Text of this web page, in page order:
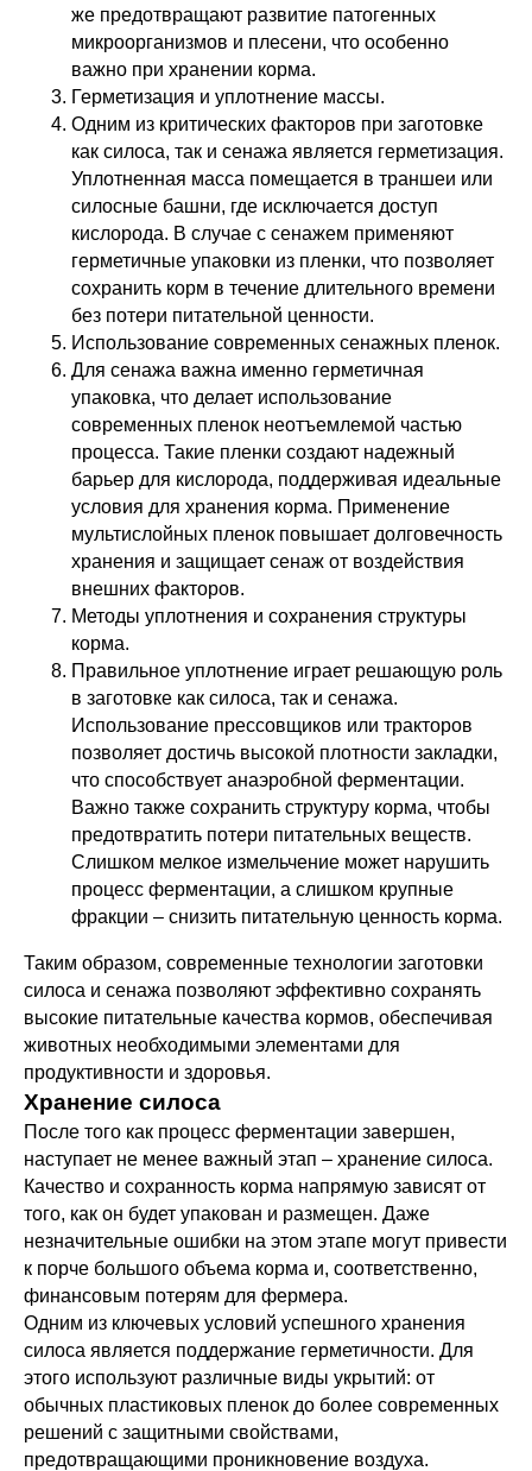
же предотвращают развитие патогенных
микроорганизмов и плесени, что особенно
важно при хранении корма.
Герметизация и уплотнение массы.
Одним из критических факторов при заготовке
как силоса, так и сенажа является герметизация.
Уплотненная масса помещается в траншеи или
силосные башни, где исключается доступ
кислорода. В случае с сенажем применяют
герметичные упаковки из пленки, что позволяет
сохранить корм в течение длительного времени
без потери питательной ценности.
Использование современных сенажных пленок.
Для сенажа важна именно герметичная
упаковка, что делает использование
современных пленок неотъемлемой частью
процесса. Такие пленки создают надежный
барьер для кислорода, поддерживая идеальные
условия для хранения корма. Применение
мультислойных пленок повышает долговечность
хранения и защищает сенаж от воздействия
внешних факторов.
Методы уплотнения и сохранения структуры
корма.
Правильное уплотнение играет решающую роль
в заготовке как силоса, так и сенажа.
Использование прессовщиков или тракторов
позволяет достичь высокой плотности закладки,
что способствует анаэробной ферментации.
Важно также сохранить структуру корма, чтобы
предотвратить потери питательных веществ.
Слишком мелкое измельчение может нарушить
процесс ферментации, а слишком крупные
фракции – снизить питательную ценность корма.
Таким образом, современные технологии заготовки
силоса и сенажа позволяют эффективно сохранять
высокие питательные качества кормов, обеспечивая
животных необходимыми элементами для
продуктивности и здоровья.
Хранение силоса
После того как процесс ферментации завершен,
наступает не менее важный этап – хранение силоса.
Качество и сохранность корма напрямую зависят от
того, как он будет упакован и размещен. Даже
незначительные ошибки на этом этапе могут привести
к порче большого объема корма и, соответственно,
финансовым потерям для фермера.
Одним из ключевых условий успешного хранения
силоса является поддержание герметичности. Для
этого используют различные виды укрытий: от
обычных пластиковых пленок до более современных
решений с защитными свойствами,
предотвращающими проникновение воздуха.